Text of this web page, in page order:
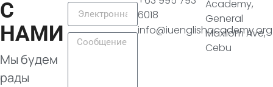
С
НАМИ
Мы будем
рады
6018
info@iuenglishacademy.org
Academy,
General
Maxilom Ave,
Cebu